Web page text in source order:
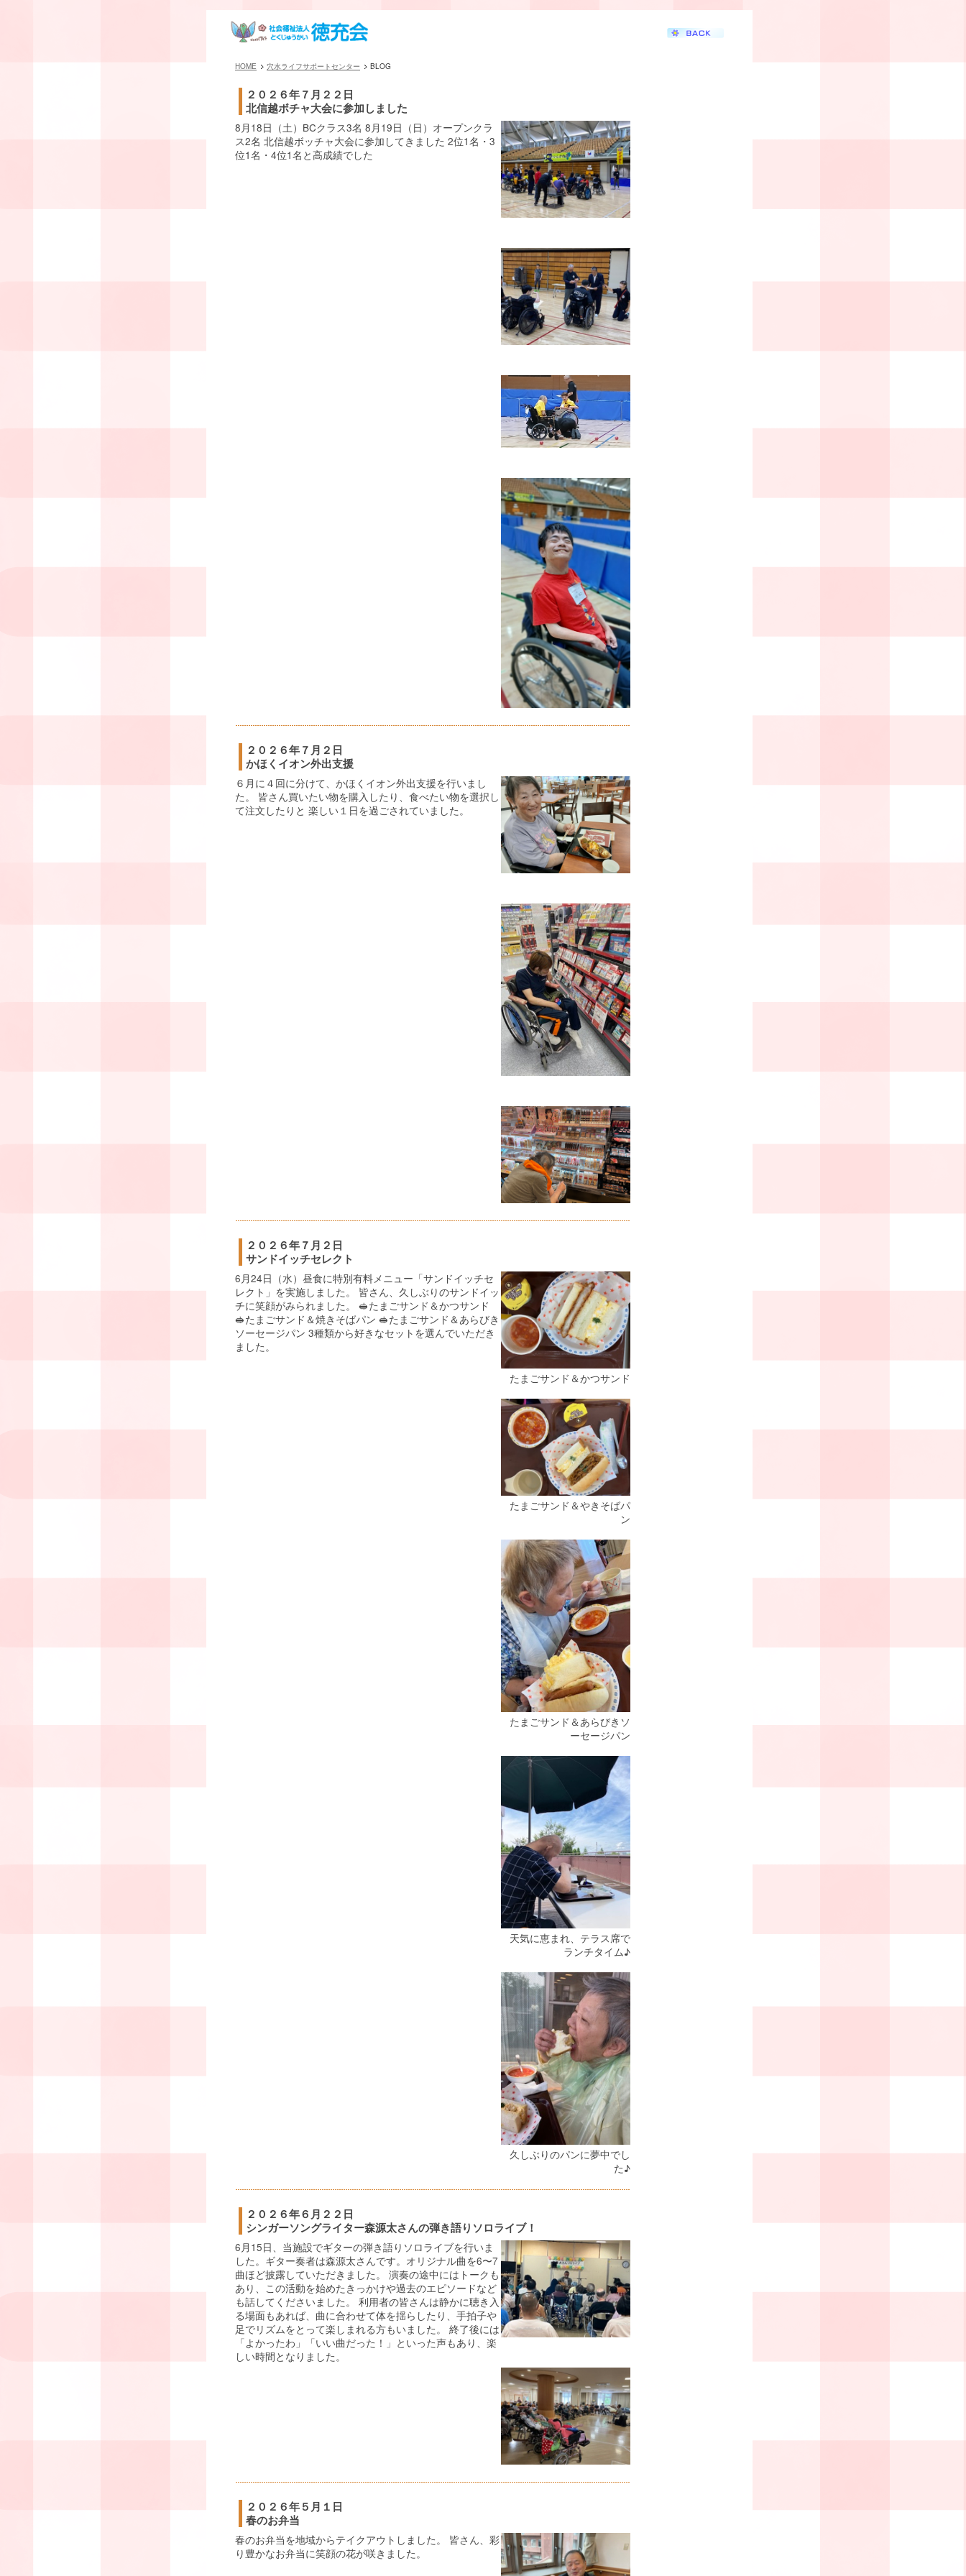
HOME 穴水ライフサポートセンター BLOG
２０２６年７月２２日
北信越ボチャ大会に参加しました
8月18日（土）BCクラス3名 8月19日（日）オープンクラ
ス2名 北信越ボッチャ大会に参加してきました 2位1名・3
位1名・4位1名と高成績でした
２０２６年７月２日
かほくイオン外出支援
６月に４回に分けて、かほくイオン外出支援を行いまし
た。 皆さん買いたい物を購入したり、食べたい物を選択し
て注文したりと 楽しい１日を過ごされていました。
２０２６年７月２日
サンドイッチセレクト
6月24日（水）昼食に特別有料メニュー「サンドイッチセ
レクト」を実施しました。 皆さん、久しぶりのサンドイッ
チに笑顔がみられました。 🥪たまごサンド＆かつサンド
🥪たまごサンド＆焼きそばパン 🥪たまごサンド＆あらびき
ソーセージパン 3種類から好きなセットを選んでいただき
ました。
たまごサンド＆かつサンド
たまごサンド＆やきそばパ
ン
たまごサンド＆あらびきソ
ーセージパン
天気に恵まれ、テラス席で
ランチタイム♪
久しぶりのパンに夢中でし
た♪
２０２６年６月２２日
シンガーソングライター森源太さんの弾き語りソロライブ！
6月15日、当施設でギターの弾き語りソロライブを行いま
した。ギター奏者は森源太さんです。オリジナル曲を6〜7
曲ほど披露していただきました。 演奏の途中にはトークも
あり、この活動を始めたきっかけや過去のエピソードなど
も話してくださいました。 利用者の皆さんは静かに聴き入
る場面もあれば、曲に合わせて体を揺らしたり、手拍子や
足でリズムをとって楽しまれる方もいました。 終了後には
「よかったわ」「いい曲だった！」といった声もあり、楽
しい時間となりました。
２０２６年５月１日
春のお弁当
春のお弁当を地域からテイクアウトしました。 皆さん、彩
り豊かなお弁当に笑顔の花が咲きました。